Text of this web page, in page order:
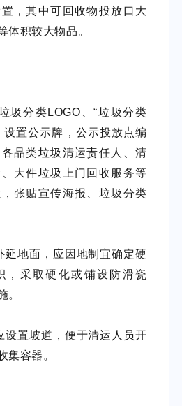
，其中可回收物投放口大
体积较大物品。
圾分类LOGO、“垃圾分类
设置公示牌，公示投放点编
品类垃圾清运责任人、清
大件垃圾上门回收服务等
张贴宣传海报、垃圾分类
延地面，应因地制宜确定硬
，采取硬化或铺设防滑瓷
。
设置坡道，便于清运人员开
集容器。